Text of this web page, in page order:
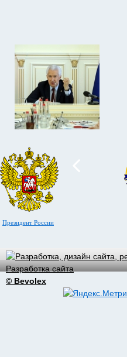
Президент России
Разработка сайта
© Bevolex